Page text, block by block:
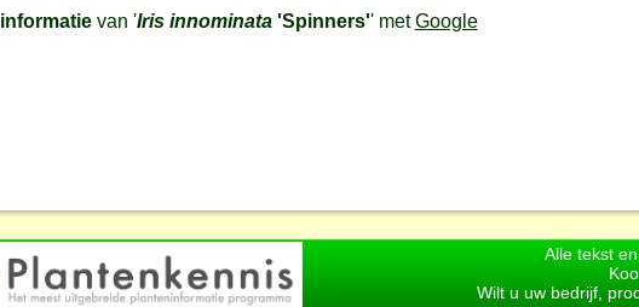
informatievan 'Iris innominata'Spinners'' metGoogle
Alle tekst
Wilt u uw bedrijf,